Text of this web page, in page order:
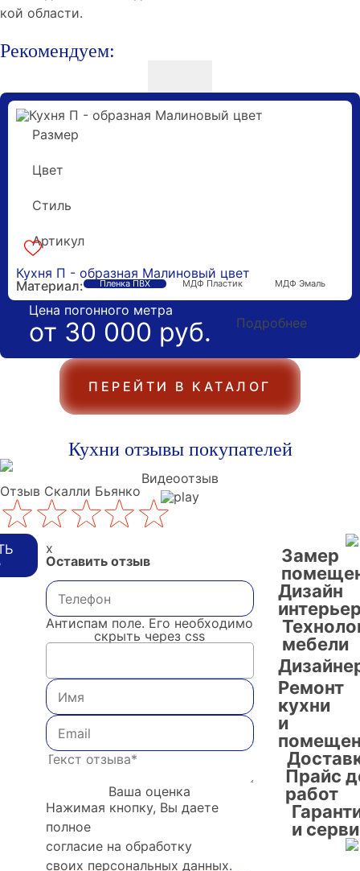
области.
Рекомендуем:
Размер
Цвет
Стиль
Артикул
Кухня П - образная Малиновый цвет
Материал:
Пленка ПВХ МДФ Пластик МДФ Эмаль
Цена погонного метра
от 30 000 руб. Подробнее
ПЕРЕЙТИ В КАТАЛОГ
Кухни отзывы покупателей
Видеоотзыв
Отзыв Скалли Бьянко
x
Оставить отзыв
Антиспам поле. Его необходимо
скрыть через css
Ваша оценка
Нажимая кнопку, Вы даете
полное
согласие на обработку
своих персональных данных.
Замер
Дизайн
мебели
Ремонт
кухни
и
Прайс
работ
и